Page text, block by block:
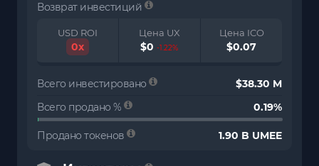
Возврат инвестиций
USD ROI
0x
Цена UX
$0 -1.22%
Цена ICO
$0.07
Всего инвестировано
$38.30 M
Всего продано %
0.19%
Продано токенов 1.90 B UMEE